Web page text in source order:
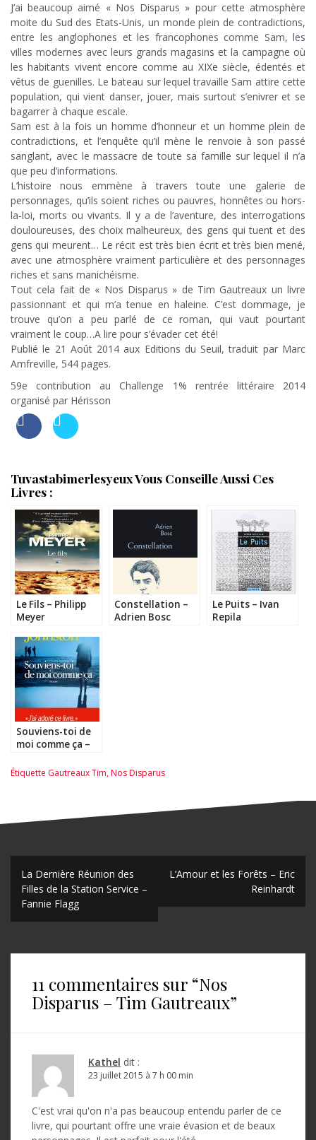
J’ai beaucoup aimé « Nos Disparus » pour cette atmosphère
moite du Sud des Etats-Unis, un monde plein de contradictions,
entre les anglophones et les francophones comme Sam, les
villes modernes avec leurs grands magasins et la campagne où
les habitants vivent encore comme au XIXe siècle, édentés et
vêtus de guenilles. Le bateau sur lequel travaille Sam attire cette
population, qui vient danser, jouer, mais surtout s’enivrer et se
bagarrer à chaque escale.
Sam est à la fois un homme d’honneur et un homme plein de
contradictions, et l’enquête qu’il mène le renvoie à son passé
sanglant, avec le massacre de toute sa famille sur lequel il n’a
que peu d’informations.
L’histoire nous emmène à travers toute une galerie de
personnages, qu’ils soient riches ou pauvres, honnêtes ou hors-
la-loi, morts ou vivants. Il y a de l’aventure, des interrogations
douloureuses, des choix malheureux, des gens qui tuent et des
gens qui meurent… Le récit est très bien écrit et très bien mené,
avec une atmosphère vraiment particulière et des personnages
riches et sans manichéisme.
Tout cela fait de « Nos Disparus » de Tim Gautreaux un livre
passionnant et qui m’a tenue en haleine. C’est dommage, je
trouve qu’on a peu parlé de ce roman, qui vaut pourtant
vraiment le coup…A lire pour s’évader cet été!
Publié le 21 Août 2014 aux Editions du Seuil, traduit par Marc
Amfreville, 544 pages.
59e contribution au Challenge 1% rentrée littéraire 2014
organisé par Hérisson
Tuvastabimerlesyeux Vous Conseille Aussi Ces
Livres :
Le Fils – Philipp
Meyer
Constellation –
Adrien Bosc
Le Puits – Ivan
Repila
Souviens-toi de
moi comme ça –
Johnston
Étiquette Gautreaux Tim,Nos Disparus
N
v
i
La Dernière Réunion des
Filles de la Station Service –
Fannie Flagg
L’Amour et les Forêts – Eric
Reinhardt
11 commentaires sur “Nos
Disparus – Tim Gautreaux”
Kathel dit :
23 juillet 2015 à 7 h 00 min
C'est vrai qu'on n'a pas beaucoup entendu parler de ce
livre, qui pourtant offre une vraie évasion et de beaux